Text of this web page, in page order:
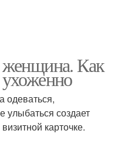
женщина. Как
улыбаться создает
карточке.